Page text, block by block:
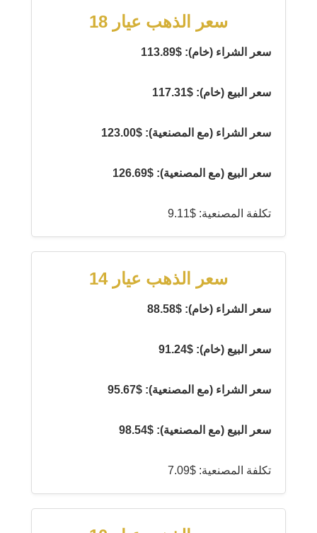
سعر الذهب عيار 18
سعر الشراء (خام): $113.89
سعر البيع (خام): $117.31
سعر الشراء (مع المصنعية): $123.00
سعر البيع (مع المصنعية): $126.69
تكلفة المصنعية: $9.11
سعر الذهب عيار 14
سعر الشراء (خام): $88.58
سعر البيع (خام): $91.24
سعر الشراء (مع المصنعية): $95.67
سعر البيع (مع المصنعية): $98.54
تكلفة المصنعية: $7.09